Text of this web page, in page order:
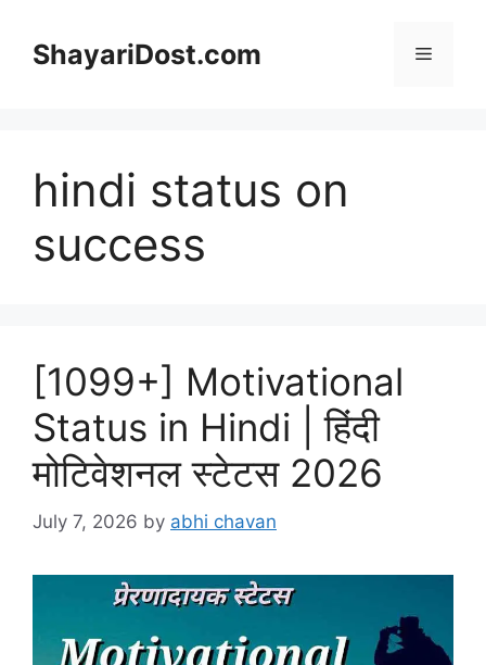
contentShayariDost.com Menu
hindi status on
success
[1099+] Motivational
Status in Hindi | हिंदी
मोटिवेशनल स्टेटस 2026
July 7, 2026 by abhi chavan